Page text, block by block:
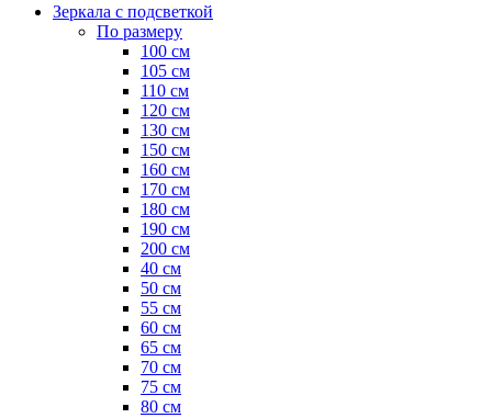
Зеркала с подсветкой
По размеру
100 см
105 см
110 см
120 см
130 см
150 см
160 см
170 см
180 см
190 см
200 см
40 см
50 см
55 см
60 см
65 см
70 см
75 см
80 см